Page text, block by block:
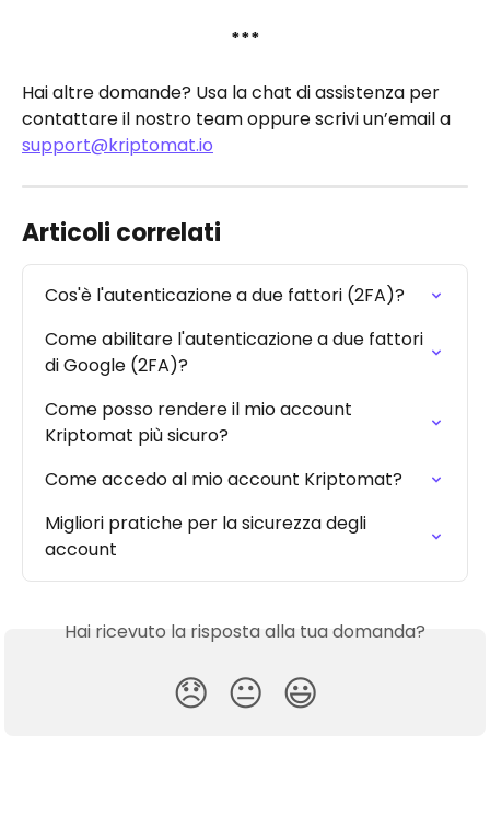
***
Hai altre domande? Usa la chat di assistenza per
contattare il nostro team oppure scrivi un’email a
support@kriptomat.io
Articoli correlati
Cos'è l'autenticazione a due fattori (2FA)?
Come abilitare l'autenticazione a due fattori
di Google (2FA)?
Come posso rendere il mio account
Kriptomat più sicuro?
Come accedo al mio account Kriptomat?
Migliori pratiche per la sicurezza degli
account
Hai ricevuto la risposta alla tua domanda?
😞 😐 😃